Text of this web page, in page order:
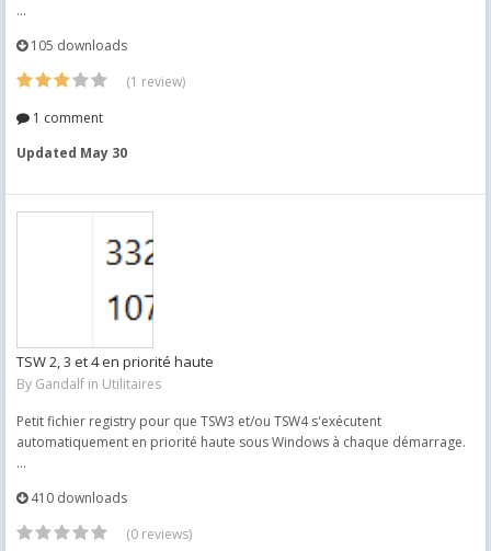
...
105 downloads
(1 review)
1 comment
Updated May 30
TSW 2, 3 et 4 en priorité haute
By Gandalf in Utilitaires
Petit fichier registry pour que TSW3 et/ou TSW4 s'exécutent
automatiquement en priorité haute sous Windows à chaque démarrage.
...
410 downloads
(0 reviews)